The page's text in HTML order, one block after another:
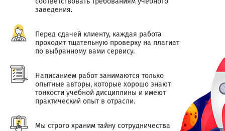
заведения.
Перед сдачей клиенту, каждая работа
проходит тщательную проверку на плагиат
по выбранному вами сервису.
Написанием работ занимаются только
опытные авторы, которые хорошо знают
тонкости учебной дисциплины и имеют
практический опыт в отрасли.
Мы строго храним тайну сотрудничества